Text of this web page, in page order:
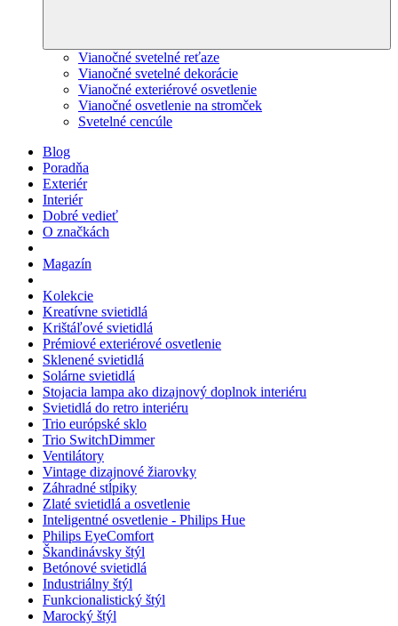
Vianočné svetelné reťaze
Vianočné svetelné dekorácie
Vianočné exteriérové osvetlenie
Vianočné osvetlenie na stromček
Svetelné cencúle
Blog
Poradňa
Exteriér
Interiér
Dobré vedieť
O značkách
Magazín
Kolekcie
Kreatívne svietidlá
Krištáľové svietidlá
Prémiové exteriérové osvetlenie
Sklenené svietidlá
Solárne svietidlá
Stojacia lampa ako dizajnový doplnok interiéru
Svietidlá do retro interiéru
Trio európské sklo
Trio SwitchDimmer
Ventilátory
Vintage dizajnové žiarovky
Záhradné stĺpiky
Zlaté svietidlá a osvetlenie
Inteligentné osvetlenie - Philips Hue
Philips EyeComfort
Škandinávsky štýl
Betónové svietidlá
Industriálny štýl
Funkcionalistický štýl
Marocký štýl